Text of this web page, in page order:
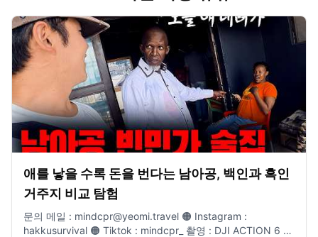
애를 낳을 수록 돈을 번다는 남아공, 백인과 흑인
거주지 비교 탐험
문의 메일 : mindcpr@yeomi.travel 🟠 Instagram :
hakkusurvival 🟠 Tiktok : mindcpr_ 촬영 : DJI ACTION 6 /